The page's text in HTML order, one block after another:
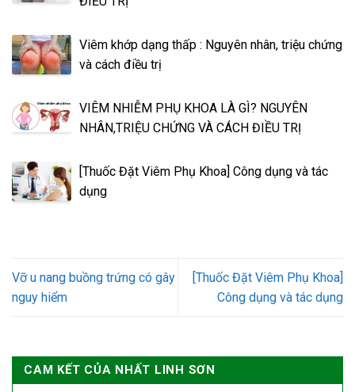
Viêm khớp dạng thấp : Nguyên nhân, triệu chứng
và cách điều trị
VIÊM NHIỄM PHỤ KHOA LÀ GÌ? NGUYÊN
NHÂN,TRIỆU CHỨNG VÀ CÁCH ĐIỀU TRỊ
[Thuốc Đặt Viêm Phụ Khoa] Công dụng và tác
dụng
Vỡ u nang buồng trứng có gây
nguy hiểm
[Thuốc Đặt Viêm Phụ Khoa]
Công dụng và tác dụng
CAM KẾT CỦA NHẤT LINH SƠN